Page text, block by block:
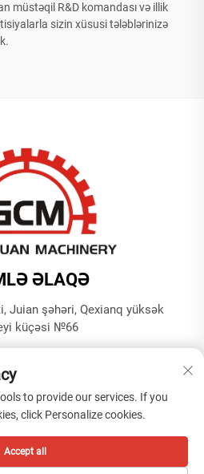
müstəqil R&D komandası və illik
sizin xüsusi tələblərinizə
ƏLAQƏ
Juian şəhəri, Qexianq yüksək
küçəsi №66
-Məxfilik siyasəti
to provide our services. If you
click Personalize cookies.
Accept all